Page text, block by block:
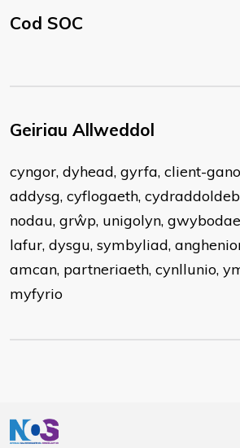
Cod SOC
Geiriau Allweddol
cyngor, dyhead, gyrfa, client-
addysg, cyflogaeth,
nodau, grŵp, unigolyn,
lafur, dysgu, symbyliad,
amcan, partneriaeth, cynllunio,
myfyrio